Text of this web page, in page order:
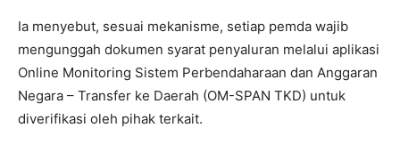
Ia menyebut, sesuai mekanisme, setiap pemda wajib
mengunggah dokumen syarat penyaluran melalui aplikasi
Online Monitoring Sistem Perbendaharaan dan Anggaran
Negara – Transfer ke Daerah (OM-SPAN TKD) untuk
diverifikasi oleh pihak terkait.